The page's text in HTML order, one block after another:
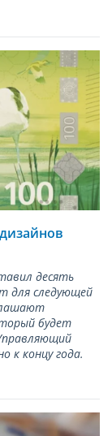
десять
для следующей
будет
к концу года.